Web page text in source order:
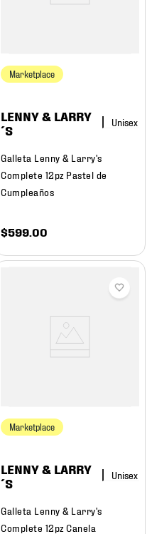
Marketplace
LENNY & LARRY
´S
Galleta Lenny & Larry's
Complete 12pz Pastel de
Cumpleaños
$599 .00
Marketplace
LENNY & LARRY
´S
Galleta Lenny & Larry's
Complete 12pz Canela